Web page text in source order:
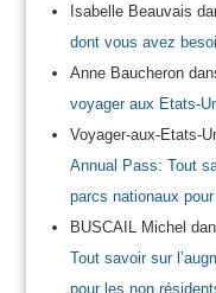
Isabelle Beauvais
dont vous avez
Anne Baucheron
voyager aux Etats-
Voyager-aux-Etats-
Annual Pass: Tout
parcs nationaux
BUSCAIL Michel
Tout savoir sur
pour les non